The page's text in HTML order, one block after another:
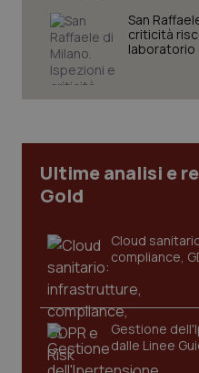
San
criticità
laboratorio
Ultime analisi e
Gold
Cloud
compliance,
Gestione
dalle Linee
CookieScriptConsent